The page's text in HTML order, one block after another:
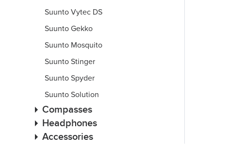
Suunto Vytec DS
Suunto Gekko
Suunto Mosquito
Suunto Stinger
Suunto Spyder
Suunto Solution
Compasses
Headphones
Accessories